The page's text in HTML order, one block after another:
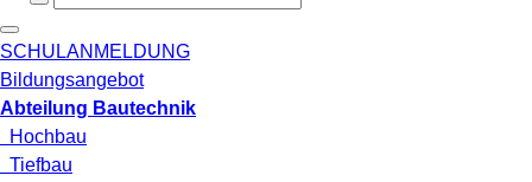
SCHULANMELDUNG
Bildungsangebot
Abteilung Bautechnik
Hochbau
Tiefbau